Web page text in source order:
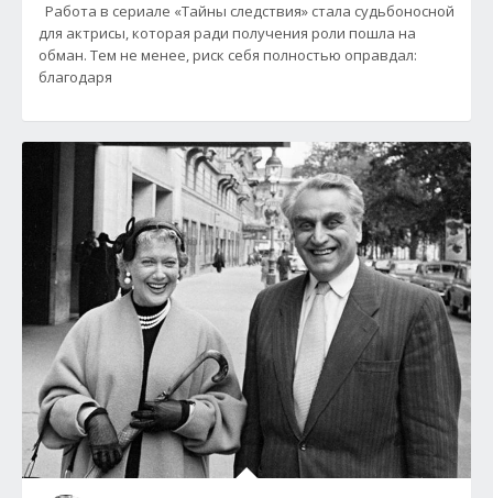
Работа в сериале «Тайны следствия» стала судьбоносной
для актрисы, которая ради получения роли пошла на
обман. Тем не менее, риск себя полностью оправдал:
благодаря